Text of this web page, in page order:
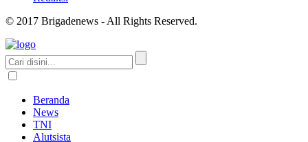
© 2017 Brigadenews - All Rights Reserved.
Beranda
News
TNI
Alutsista